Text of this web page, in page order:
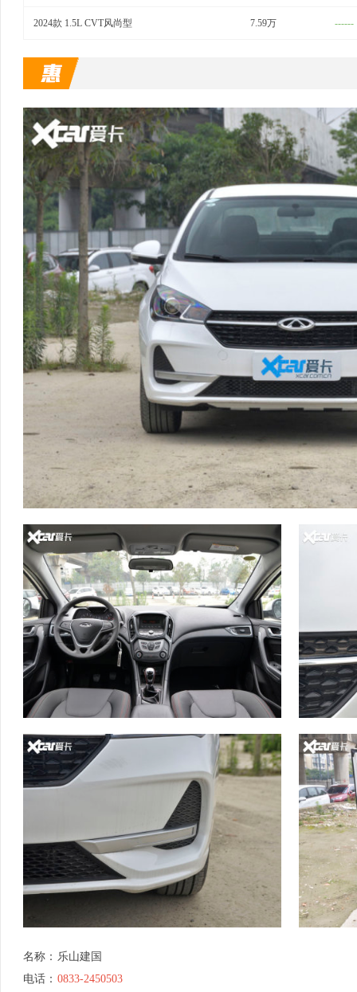
2024款 1.5L CVT风尚型 7.59万 ------
名称： 乐山建国
电话： 0833-2450503